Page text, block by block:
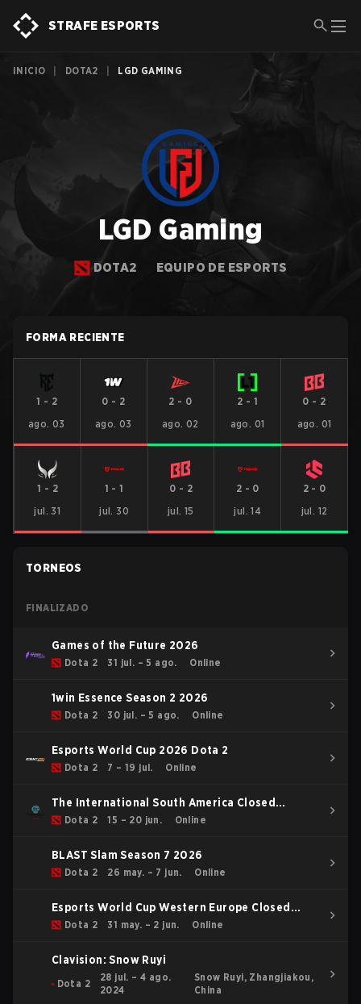
STRAFE ESPORTS
INICIO DOTA2 LGD GAMING
LGD Gaming
DOTA2 EQUIPO DE ESPORTS
FORMA RECIENTE
1 - 2
ago. 03
0 - 2
ago. 03
2 - 0
ago. 02
2 - 1
ago. 01
0 - 2
ago. 01
1 - 2
jul. 31
1 -1
jul. 30
0 - 2
jul. 15
2 - 0
jul. 14
2- 0
jul. 12
TORNEOS
FINALIZADO
Games of the Future 2026
Dota 2 31 jul. – 5 ago. Online
1win Essence Season 2 2026
Dota 2 30 jul. – 5 ago. Online
Esports World Cup 2026 Dota 2
Dota 2 7 – 19 jul. Online
The International South America Closed
Qualifier
Dota 2 15 – 20 jun. Online
BLAST Slam Season 7 2026
Dota 2 26 may. – 7 jun. Online
Esports World Cup Western Europe Closed
Qualifier
Dota 2 31 may. – 2 jun. Online
Clavision: Snow Ruyi
Dota 2
28 jul. – 4 ago.
2024
Snow Ruyi, Zhangjiakou,
China